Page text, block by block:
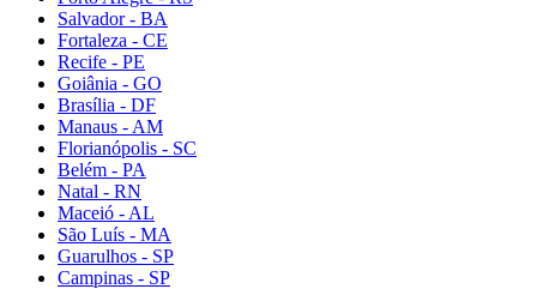
Salvador - BA
Fortaleza - CE
Recife - PE
Goiânia - GO
Brasília - DF
Manaus - AM
Florianópolis - SC
Belém - PA
Natal - RN
Maceió - AL
São Luís - MA
Guarulhos - SP
Campinas - SP